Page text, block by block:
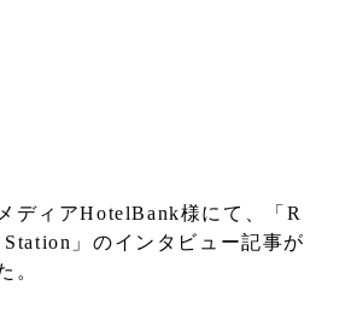
ディアHotelBank様にて、「R
」のインタビュー記事が
。